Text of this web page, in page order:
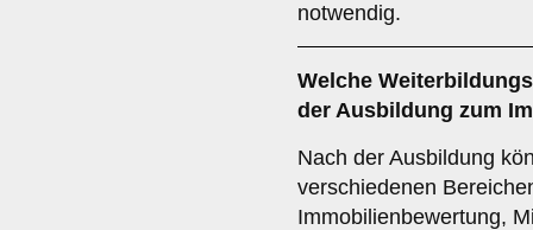
notwendig.
Welche
der Ausbildung zum
Nach der Ausbildung
verschiedenen
Immobilienbewertung,